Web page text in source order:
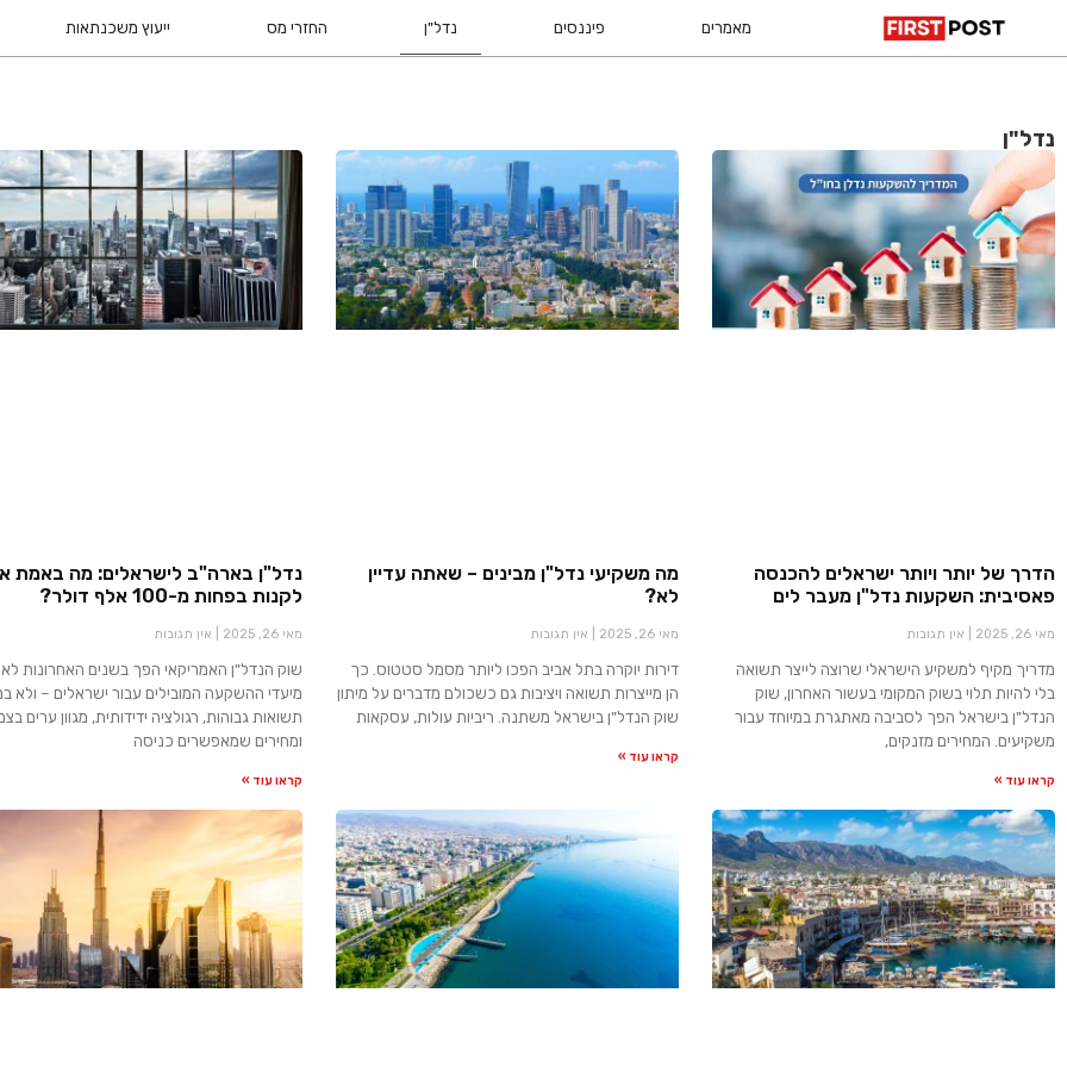
מאמרים פיננסים נדל"ן החזרי מס ייעוץ משכנתאות
נדל"ן
הדרך של יותר ויותר ישראלים להכנסה
פאסיבית: השקעות נדל"ן מעבר לים
מאי 26, 2025 אין תגובות
מדריך מקיף למשקיע הישראלי שרוצה לייצר תשואה
בלי להיות תלוי בשוק המקומי בעשור האחרון, שוק
הנדל"ן בישראל הפך לסביבה מאתגרת במיוחד עבור
משקיעים. המחירים מזנקים,
קראו עוד »
מה משקיעי נדל"ן מבינים – שאתה עדיין
לא?
מאי 26, 2025 אין תגובות
דירות יוקרה בתל אביב הפכו ליותר מסמל סטטוס. כך
הן מייצרות תשואה ויציבות גם כשכולם מדברים על מיתון
שוק הנדל"ן בישראל משתנה. ריביות עולות, עסקאות
קראו עוד »
נדל"ן בארה"ב לישראלים: מה באמת
לקנות בפחות מ-100 אלף דולר?
מאי 26, 2025 אין תגובות
שוק הנדל"ן האמריקאי הפך בשנים האחרונות
מיעדי ההשקעה המובילים עבור ישראלים – ולא
תשואות גבוהות, רגולציה ידידותית, מגוון ערים
ומחירים שמאפשרים כניסה
קראו עוד »